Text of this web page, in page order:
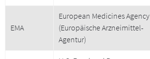
EMA
European Medicines Agency
(Europäische Arzneimittel-
Agentur)